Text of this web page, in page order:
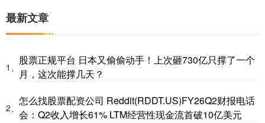
最新文章
1、
股票正规平台 日本又偷偷动手！上次砸730亿只撑了一个
月，这次能撑几天？
2、
怎么找股票配资公司 Reddit(RDDT.US)FY26Q2财报电话
会：Q2收入增长61% LTM经营性现金流首破10亿美元